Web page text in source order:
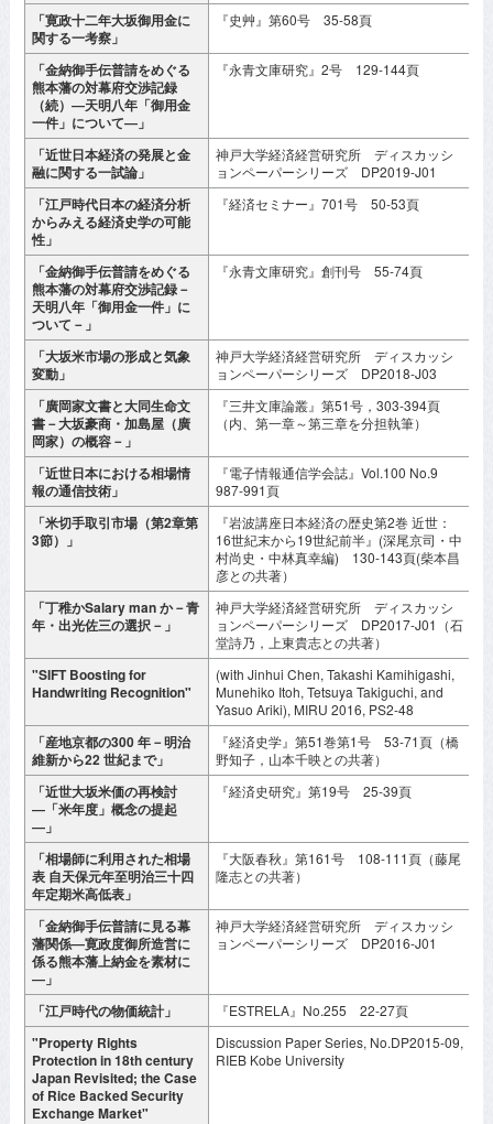
「寛政十二年大坂御用金に
関する一考察」
『史艸』第60号 35-58頁
「金納御手伝普請をめぐる
熊本藩の対幕府交渉記録
（続）―天明八年「御用金
一件」について―」
『永青文庫研究』2号 129-144頁
「近世日本経済の発展と金
融に関する一試論」
神戸大学経済経営研究所 ディスカッシ
ョンペーパーシリーズ DP2019-J01
「江戸時代日本の経済分析
からみえる経済史学の可能
性」
『経済セミナー』701号 50-53頁
「金納御手伝普請をめぐる
熊本藩の対幕府交渉記録－
天明八年「御用金一件」に
ついて－」
『永青文庫研究』創刊号 55-74頁
「大坂米市場の形成と気象
変動」
神戸大学経済経営研究所 ディスカッシ
ョンペーパーシリーズ DP2018-J03
「廣岡家文書と大同生命文
書－大坂豪商・加島屋（廣
岡家）の概容－」
『三井文庫論叢』第51号，303-394頁
（内、第一章～第三章を分担執筆）
「近世日本における相場情
報の通信技術」
『電子情報通信学会誌』Vol.100 No.9
987-991頁
「米切手取引市場（第2章第
3節）」
『岩波講座日本経済の歴史第2巻 近世：
16世紀末から19世紀前半』(深尾京司・中
村尚史・中林真幸編) 130-143頁(柴本昌
彦との共著）
「丁稚かSalary man か－青
年・出光佐三の選択－」
神戸大学経済経営研究所 ディスカッシ
ョンペーパーシリーズ DP2017-J01（石
堂詩乃，上東貴志との共著）
"SIFT Boosting for
Handwriting Recognition"
(with Jinhui Chen, Takashi Kamihigashi,
Munehiko Itoh, Tetsuya Takiguchi, and
Yasuo Ariki), MIRU 2016, PS2-48
「産地京都の300 年－明治
維新から22 世紀まで」
『経済史学』第51巻第1号 53-71頁（橋
野知子，山本千映との共著）
「近世大坂米価の再検討
―「米年度」概念の提起
―」
『経済史研究』第19号 25-39頁
「相場師に利用された相場
表 自天保元年至明治三十四
年定期米高低表」
『大阪春秋』第161号 108-111頁（藤尾
隆志との共著）
「金納御手伝普請に見る幕
藩関係―寛政度御所造営に
係る熊本藩上納金を素材に
―」
神戸大学経済経営研究所 ディスカッシ
ョンペーパーシリーズ DP2016-J01
「江戸時代の物価統計」 『ESTRELA』No.255 22-27頁
"Property Rights
Protection in 18th century
Japan Revisited; the Case
of Rice Backed Security
Exchange Market"
Discussion Paper Series, No.DP2015-09,
RIEB Kobe University